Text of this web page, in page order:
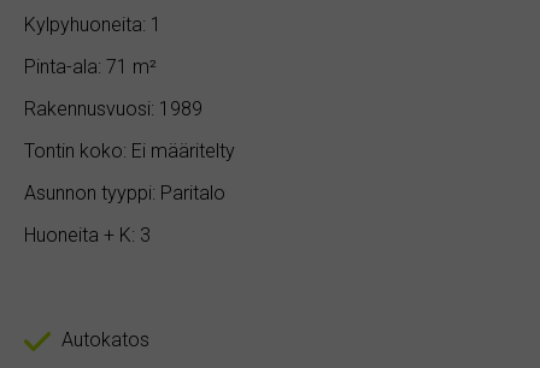
Kylpyhuoneita: 1
Pinta-ala: 71 m²
Rakennusvuosi: 1989
Tontin koko: Ei määritelty
Asunnon tyyppi: Paritalo
Huoneita + K: 3
Autokatos